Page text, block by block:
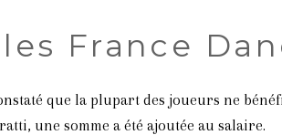
France
que la plupart des joueurs ne
une somme a été ajoutée au salaire.